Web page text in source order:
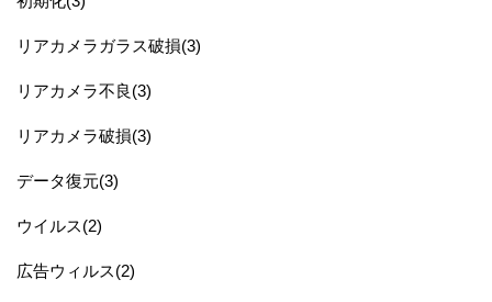
リアカメラガラス破損(3)
リアカメラ不良(3)
リアカメラ破損(3)
データ復元(3)
ウイルス(2)
広告ウィルス(2)